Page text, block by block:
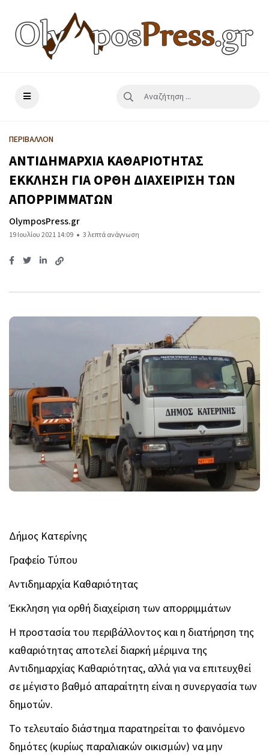
ΠΕΡΙΒΑΛΛΟΝ
ΑΝΤΙΔΗΜΑΡΧΙΑ ΚΑΘΑΡΙΟΤΗΤΑΣ
ΕΚΚΛΗΣΗ ΓΙΑ ΟΡΘΗ ΔΙΑΧΕΙΡΙΣΗ ΤΩΝ
ΑΠΟΡΡΙΜΜΑΤΩΝ
OlymposPress.gr
19 Ιουλίου 2021 14:09 3 λεπτά ανάγνωση
Δήμος Κατερίνης
Γραφείο Τύπου
Αντιδημαρχία Καθαριότητας
Έκκληση για ορθή διαχείριση των απορριμμάτων
Η προστασία του περιβάλλοντος και η διατήρηση της
καθαριότητας αποτελεί διαρκή μέριμνα της
Αντιδημαρχίας Καθαριότητας, αλλά για να επιτευχθεί
σε μέγιστο βαθμό απαραίτητη είναι η συνεργασία των
δημοτών.
Το τελευταίο διάστημα παρατηρείται το φαινόμενο
δημότες (κυρίως παραλιακών οικισμών) να μην